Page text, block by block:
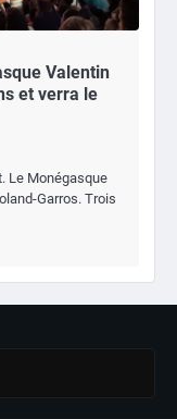
Valentin
et verra le
Le Monégasque
Garros. Trois